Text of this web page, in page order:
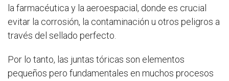
la farmacéutica y la aeroespacial, donde es crucial
evitar la corrosión, la contaminación u otros peligros a
través del sellado perfecto.
Por lo tanto, las juntas tóricas son elementos
pequeños pero fundamentales en muchos procesos